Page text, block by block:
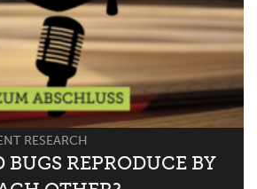
RESEARCH
BUGS REPRODUCE BY